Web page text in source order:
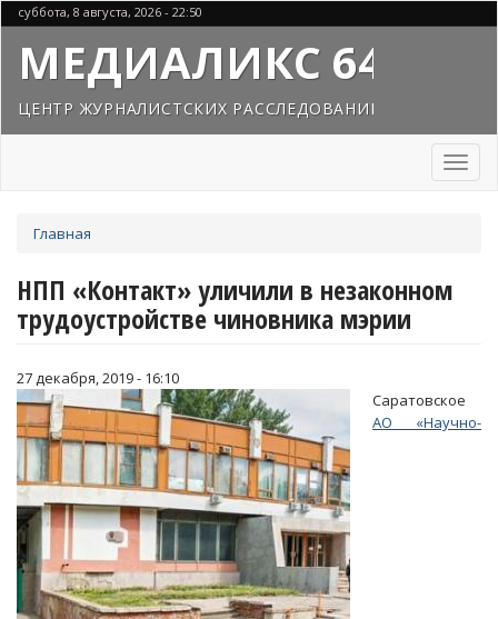
Перейти
к
основному
содержанию
суббота, 8 августа, 2026 - 22:50
МЕДИАЛИКС 64
ЦЕНТР ЖУРНАЛИСТСКИХ РАССЛЕДОВАНИЙ
Toggle
здесь
Главная
НПП «Контакт» уличили в незаконном
трудоустройстве чиновника мэрии
27 декабря, 2019 - 16:10
Саратовское
АО «Научно-